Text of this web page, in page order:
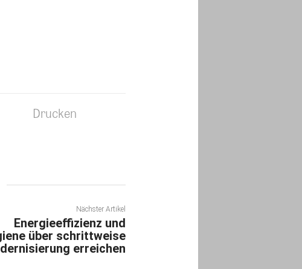
Drucken
Nächster Artikel
Energieeffizienz und
über schrittweise
erreichen